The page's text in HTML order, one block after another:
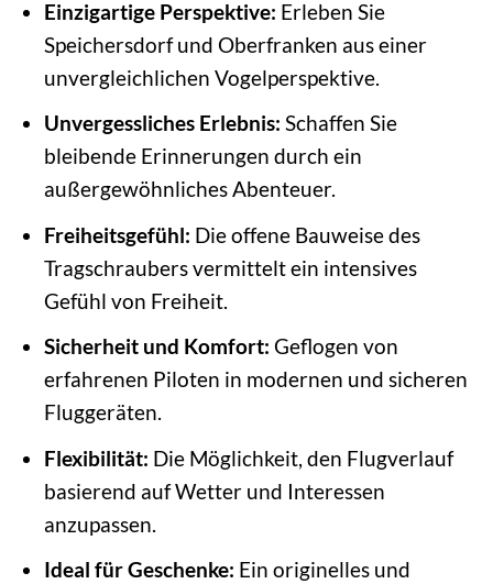
Einzigartige Perspektive: Erleben Sie
Speichersdorf und Oberfranken aus einer
unvergleichlichen Vogelperspektive.
Unvergessliches Erlebnis: Schaffen Sie
bleibende Erinnerungen durch ein
außergewöhnliches Abenteuer.
Freiheitsgefühl: Die offene Bauweise des
Tragschraubers vermittelt ein intensives
Gefühl von Freiheit.
Sicherheit und Komfort: Geflogen von
erfahrenen Piloten in modernen und sicheren
Fluggeräten.
Flexibilität: Die Möglichkeit, den Flugverlauf
basierend auf Wetter und Interessen
anzupassen.
Ideal für Geschenke: Ein originelles und